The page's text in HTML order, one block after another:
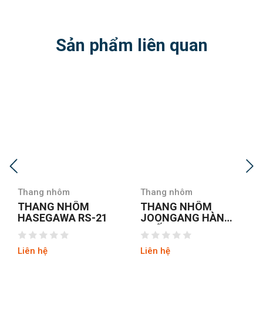
Sản phẩm liên quan
Thang nhôm
THANG NHÔM
JOONGANG HÀN
QUỐC JALS-53
Liên hệ
Thang nhôm
THANG NHÔM CHỮ
A NIKAWA NKD-04
NEW
Liên hệ